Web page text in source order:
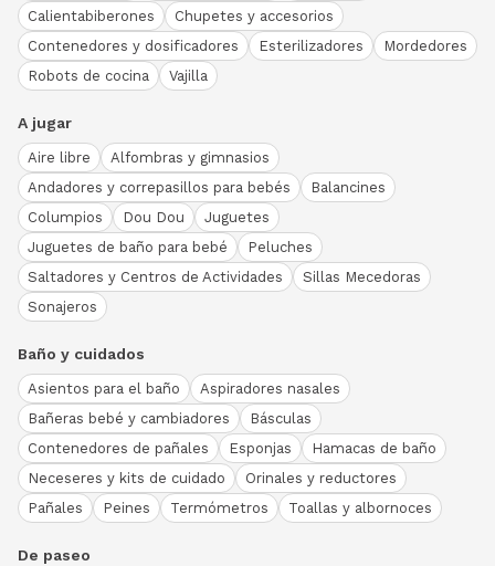
Calientabiberones
Chupetes y accesorios
Contenedores y dosificadores
Esterilizadores
Mordedores
Robots de cocina
Vajilla
A jugar
Aire libre
Alfombras y gimnasios
Andadores y correpasillos para bebés
Balancines
Columpios
Dou Dou
Juguetes
Juguetes de baño para bebé
Peluches
Saltadores y Centros de Actividades
Sillas Mecedoras
Sonajeros
Baño y cuidados
Asientos para el baño
Aspiradores nasales
Bañeras bebé y cambiadores
Básculas
Contenedores de pañales
Esponjas
Hamacas de baño
Neceseres y kits de cuidado
Orinales y reductores
Pañales
Peines Termómetros Toallas y albornoces
De paseo